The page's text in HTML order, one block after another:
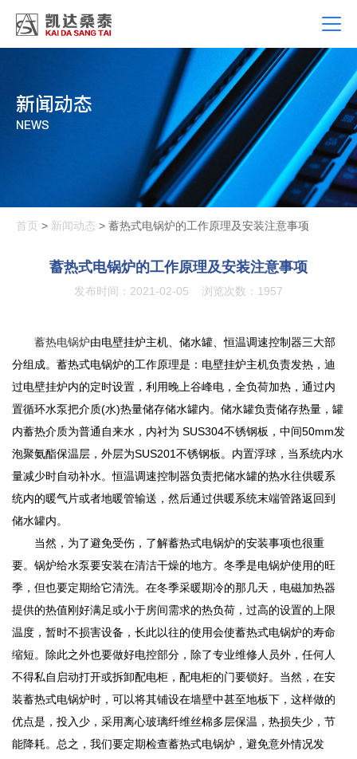
新闻动态
NEWS
首页 > 新闻动态 > 蓄热式电锅炉的工作原理及安装注意事项
蓄热式电锅炉的工作原理及安装注意事项
发布时间：2021-02-05 浏览次数：1957
蓄热电锅炉由电壁挂炉主机、储水罐、恒温调速控制器三大部
分组成。蓄热式电锅炉的工作原理是：电壁挂炉主机负责发热，迪
过电壁挂炉内的定时设置，利用晚上谷峰电，全负荷加热，通过内
置循环水泵把介质(水)热量储存储水罐内。储水罐负责储存热量，罐
内蓄热介质为普通自来水，内衬为 SUS304不锈钢板，中间50mm发
泡聚氨酯保温层，外层为SUS201不锈钢板。内置浮球，当系统内水
量减少时自动补水。恒温调速控制器负责把储水罐的热水往供暖系
统内的暖气片或者地暖管输送，然后通过供暖系统末端管路返回到
储水罐内。
当然，为了避免受伤，了解蓄热式电锅炉的安装事项也很重
要。锅炉给水泵要安装在清洁干燥的地方。冬季是电锅炉使用的旺
季，但也要定期给它清洗。在冬季采暖期冷的那几天，电磁加热器
提供的热值刚好满足或小于房间需求的热负荷，过高的设置的上限
温度，暂时不损害设备，长此以往的使用会使蓄热式电锅炉的寿命
缩短。除此之外也要做好电控部分，除了专业维修人员外，任何人
不得私自启动打开或拆卸配电柜，配电柜的门要锁好。当然，在安
装蓄热式电锅炉时，可以将其铺设在墙壁中甚至地板下，这样做的
优点是，投入少，采用离心玻璃纤维丝棉多层保温，热损失少，节
能降耗。总之，我们要定期检查蓄热式电锅炉，避免意外情况发